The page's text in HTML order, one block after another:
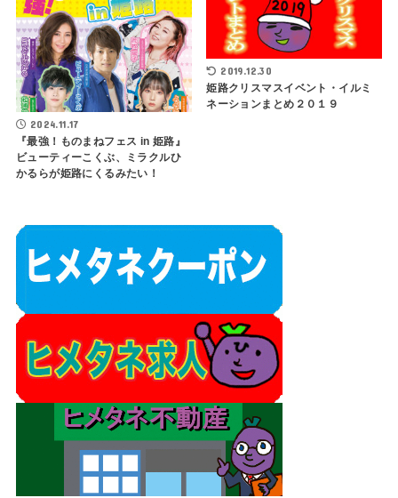
2024.11.17
『最強！ものまねフェス in 姫路』
ビューティーこくぶ、ミラクルひ
かるらが姫路にくるみたい！
2019.12.30
姫路クリスマスイベント・イルミ
ネーションまとめ２０１９